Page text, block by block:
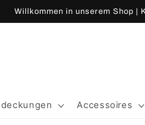
Willkommen in unserem Shop |
Accessoires